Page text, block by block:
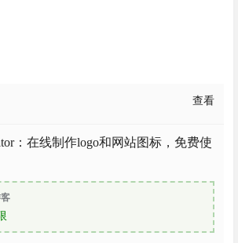
查看
：在线制作logo和网站图标，免费使